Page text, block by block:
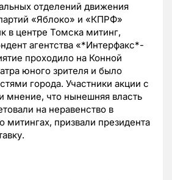
отделений движения
«Яблоко» и «КПРФ»
в центре Томска митинг,
агентства «*Интерфакс*-
проходило на Конной
юного зрителя и было
города. Участники акции с
мнение, что нынешняя власть
на неравенство в
митингах, призвали президента